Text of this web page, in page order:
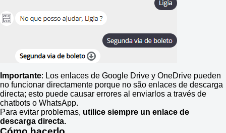
Importante: Los enlaces de Google Drive y OneDrive pueden
no funcionar directamente porque no são enlaces de descarga
directa; esto puede causar errores al enviarlos a través de
chatbots o WhatsApp.
Para evitar problemas, utilice siempre un enlace de
descarga directa.